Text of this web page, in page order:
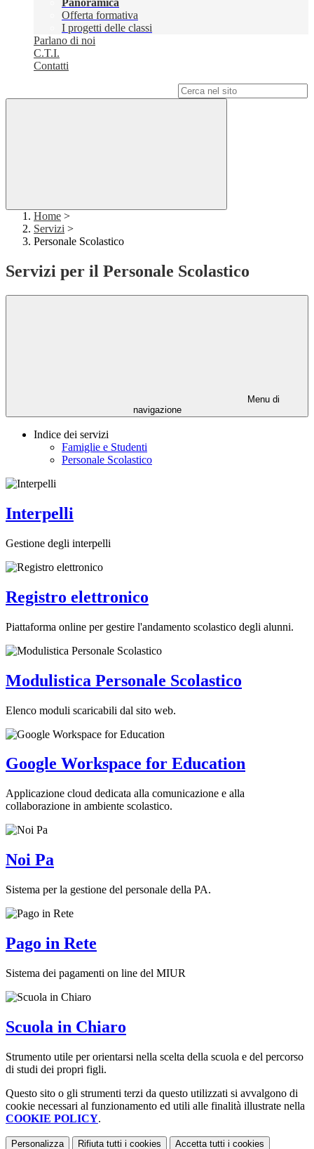
Panoramica
Offerta formativa
I progetti delle classi
Parlano di noi
C.T.I.
Contatti
Home >
Servizi >
Personale Scolastico
Servizi per il Personale Scolastico
Menu di
navigazione
Indice dei servizi
Famiglie e Studenti
Personale Scolastico
Interpelli
Gestione degli interpelli
Registro elettronico
Piattaforma online per gestire l'andamento scolastico degli alunni.
Modulistica Personale Scolastico
Elenco moduli scaricabili dal sito web.
Google Workspace for Education
Applicazione cloud dedicata alla comunicazione e alla
collaborazione in ambiente scolastico.
Noi Pa
Sistema per la gestione del personale della PA.
Pago in Rete
Sistema dei pagamenti on line del MIUR
Scuola in Chiaro
Strumento utile per orientarsi nella scelta della scuola e del percorso
di studi dei propri figli.
Questo sito o gli strumenti terzi da questo utilizzati si avvalgono di
cookie necessari al funzionamento ed utili alle finalità illustrate nella
COOKIE POLICY.
Personalizza Rifiuta tutti i cookies Accetta tutti i cookies